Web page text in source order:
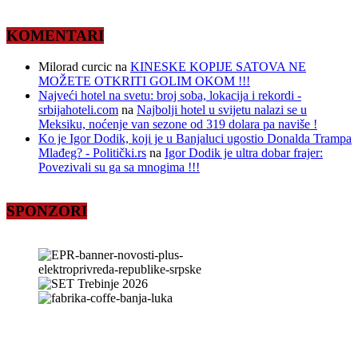
KOMENTARI
Milorad curcic na KINESKE KOPIJE SATOVA NE
MOŽETE OTKRITI GOLIM OKOM !!!
Najveći hotel na svetu: broj soba, lokacija i rekordi -
srbijahoteli.com na Najbolji hotel u svijetu nalazi se u
Meksiku, noćenje van sezone od 319 dolara pa naviše !
Ko je Igor Dodik, koji je u Banjaluci ugostio Donalda Trampa
Mlađeg? - Politički.rs na Igor Dodik je ultra dobar frajer:
Povezivali su ga sa mnogima !!!
SPONZORI